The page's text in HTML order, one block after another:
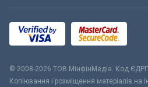
© 2008-2026 ТОВ МiнфiнМедiа. Код
Копіювання і розміщення матеріалів на